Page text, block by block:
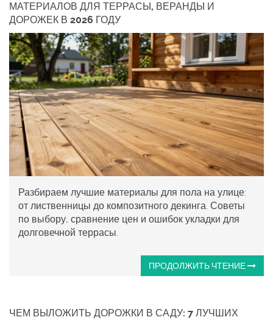
МАТЕРИАЛОВ ДЛЯ ТЕРРАСЫ, ВЕРАНДЫ И
ДОРОЖЕК В 2026 ГОДУ
Разбираем лучшие материалы для пола на улице:
от лиственницы до композитного декинга. Советы
по выбору, сравнение цен и ошибок укладки для
долговечной террасы.
ПРОДОЛЖИТЬ ЧТЕНИЕ
ЧЕМ ВЫЛОЖИТЬ ДОРОЖКИ В САДУ: 7 ЛУЧШИХ